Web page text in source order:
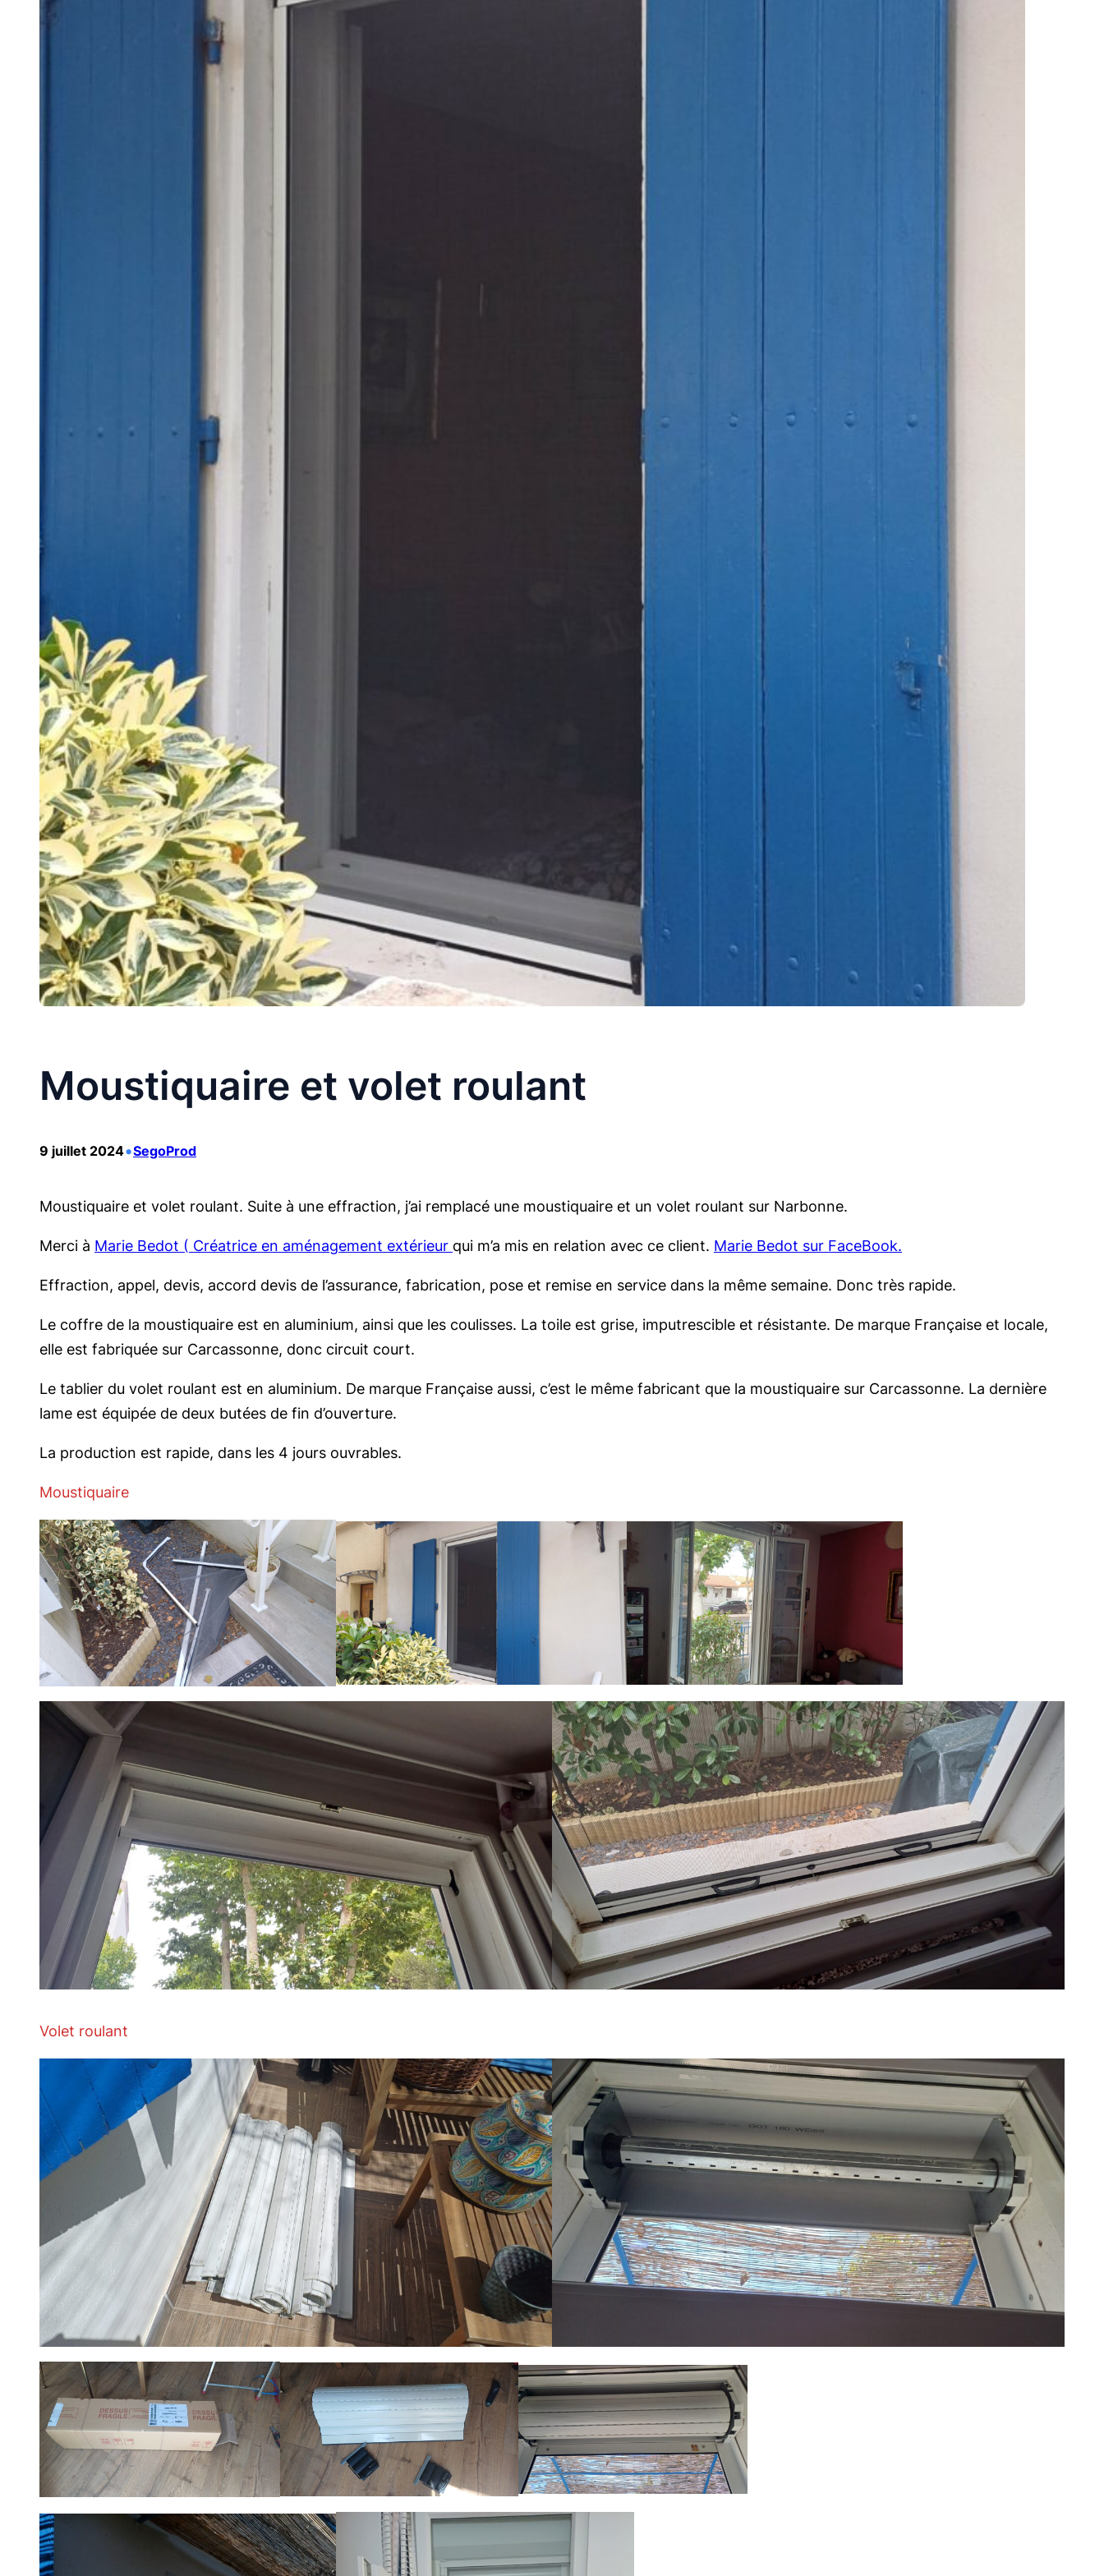
Moustiquaire et volet roulant
9 juillet 2024•SegoProd
Moustiquaire et volet roulant. Suite à une effraction, j’ai remplacé une moustiquaire et un volet roulant sur Narbonne.
Merci à Marie Bedot ( Créatrice en aménagement extérieur qui m’a mis en relation avec ce client. Marie Bedot sur FaceBook.
Effraction, appel, devis, accord devis de l’assurance, fabrication, pose et remise en service dans la même semaine. Donc très rapide.
Le coffre de la moustiquaire est en aluminium, ainsi que les coulisses. La toile est grise, imputrescible et résistante. De marque Française et locale,
elle est fabriquée sur Carcassonne, donc circuit court.
Le tablier du volet roulant est en aluminium. De marque Française aussi, c’est le même fabricant que la moustiquaire sur Carcassonne. La dernière
lame est équipée de deux butées de fin d’ouverture.
La production est rapide, dans les 4 jours ouvrables.
Moustiquaire
Volet roulant